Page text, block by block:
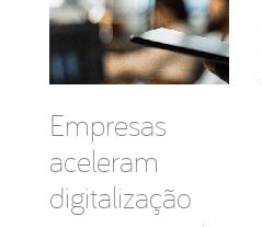
Empresas
aceleram
digitalização